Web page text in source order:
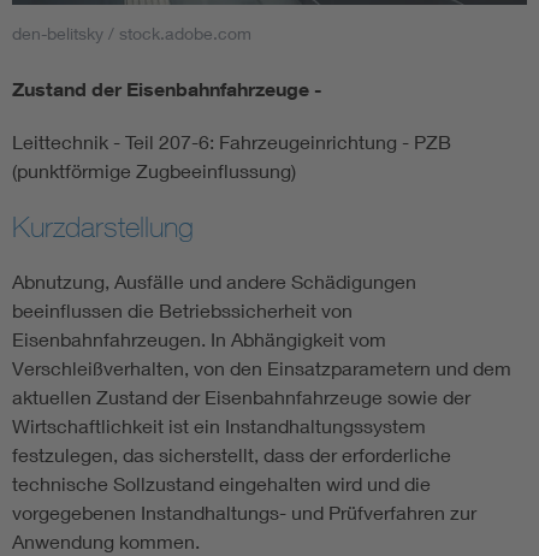
Smart Cities
DIN VDE 0100 für sichere Elektroinstallationen
Elektrofachkraft (EFK)
den-belitsky / stock.adobe.com
Zustand der Eisenbahnfahrzeuge -
Leittechnik - Teil 207-6: Fahrzeugeinrichtung - PZB
(punktförmige Zugbeeinflussung)
Kurzdarstellung
Abnutzung, Ausfälle und andere Schädigungen
beeinflussen die Betriebssicherheit von
Eisenbahnfahrzeugen. In Abhängigkeit vom
Verschleißverhalten, von den Einsatzparametern und dem
aktuellen Zustand der Eisenbahnfahrzeuge sowie der
Wirtschaftlichkeit ist ein Instandhaltungssystem
festzulegen, das sicherstellt, dass der erforderliche
technische Sollzustand eingehalten wird und die
vorgegebenen Instandhaltungs- und Prüfverfahren zur
Anwendung kommen.